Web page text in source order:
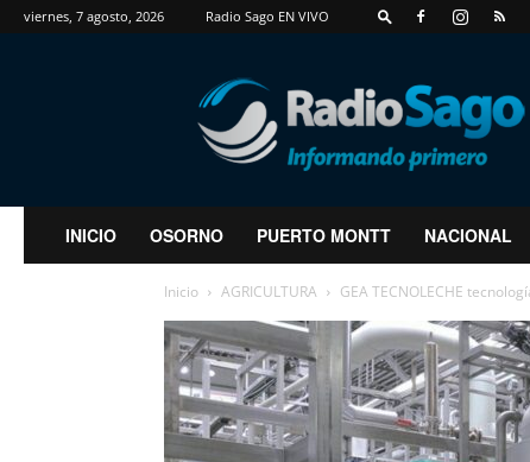
viernes, 7 agosto, 2026 Radio Sago EN VIVO
RadioSago
INICIO OSORNO PUERTO MONTT NACIONAL
Inicio AGRICULTURA GEA TECNOLECHE